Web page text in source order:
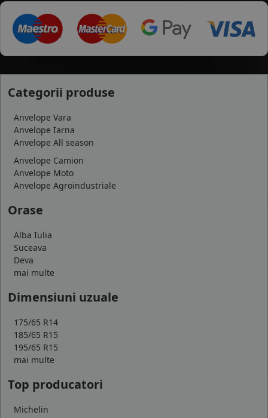
Categorii produse
Anvelope Vara
Anvelope Iarna
Anvelope All season
Anvelope Camion
Anvelope Moto
Anvelope Agroindustriale
Orase
Alba Iulia
Suceava
Deva
mai multe
Dimensiuni uzuale
175/65 R14
185/65 R15
195/65 R15
mai multe
Top producatori
Michelin